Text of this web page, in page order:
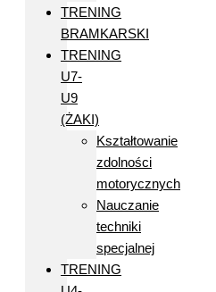
TRENING
BRAMKARSKI
TRENING
U7-
U9
(ŻAKI)
Kształtowanie
zdolności
motorycznych
Nauczanie
techniki
specjalnej
TRENING